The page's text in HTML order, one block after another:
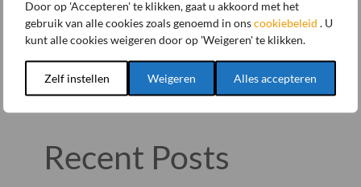
Door op 'Accepteren' te klikken, gaat u akkoord met het
gebruik van alle cookies zoals genoemd in onscookiebeleid . U
kunt alle cookies weigeren door op 'Weigeren' te klikken.
Zelf instellen Weigeren Alles accepteren
 Uncategorized
Zoeken
Zoeken
Recent Posts